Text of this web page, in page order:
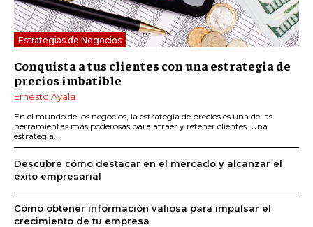
Estrategias de Negocios
Conquista a tus clientes con una estrategia de
precios imbatible
Ernesto Ayala
En el mundo de los negocios, la estrategia de precios es una de las
herramientas más poderosas para atraer y retener clientes. Una
estrategia...
Descubre cómo destacar en el mercado y alcanzar el
éxito empresarial
Cómo obtener información valiosa para impulsar el
crecimiento de tu empresa